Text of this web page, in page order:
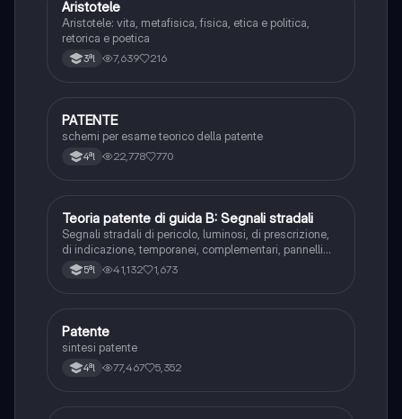
Filosofia
Aristotele
Aristotele: vita, metafisica, fisica, etica e politica,
retorica e poetica
3ªl 7,639 216
Altro
PATENTE
schemi per esame teorico della patente
4ªl 22,778 770
Ed. civ.
Teoria patente di guida B: Segnali stradali
Segnali stradali di pericolo, luminosi, di prescrizione,
di indicazione, temporanei, complementari, pannelli
integrativi, segnaletica orizzontale, segnalazioni
agenti del traffico, distanza di visibilità per l‘arresto,
5ªl 41,132 1,673
Altro
Patente
sintesi patente
4ªl 77,467 5,352